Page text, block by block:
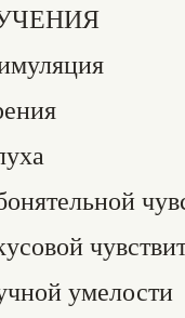
умелости